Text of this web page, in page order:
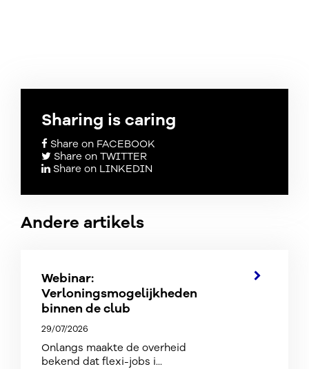
Sharing is caring
Share on FACEBOOK
Share on TWITTER
Share on LINKEDIN
Andere artikels
Webinar:
Verloningsmogelijkheden
binnen de club
29/07/2026
Onlangs maakte de overheid
bekend dat flexi-jobs i...